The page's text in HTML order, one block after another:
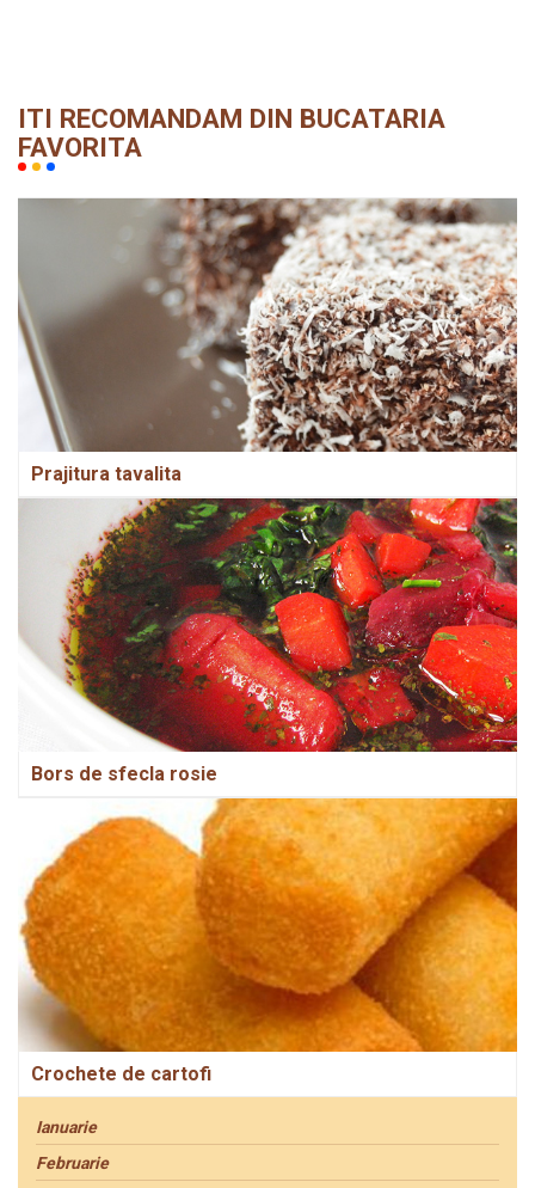
ITI RECOMANDAM DIN BUCATARIA
FAVORITA
Prajitura tavalita
Bors de sfecla rosie
Crochete de cartofi
Ianuarie
Februarie